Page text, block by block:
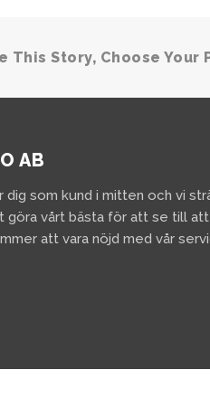
This Story, Choose Your
AB
dig som kund i mitten och vi
göra vårt bästa för att se till
att vara nöjd med vår